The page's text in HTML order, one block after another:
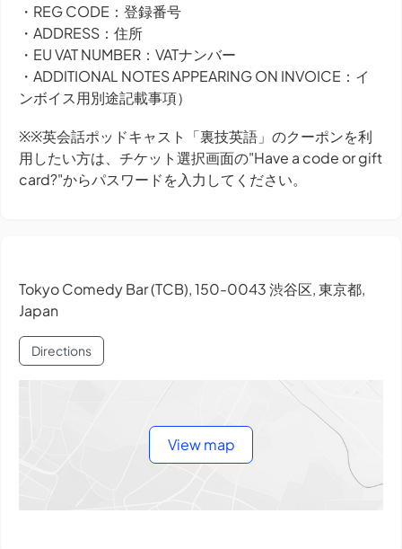
・REG CODE：登録番号
・ADDRESS：住所
・EU VAT NUMBER：VATナンバー
・ADDITIONAL NOTES APPEARING ON INVOICE：イ
ンボイス用別途記載事項）
※※英会話ポッドキャスト「裏技英語」のクーポンを利
用したい方は、チケット選択画面の"Have a code or gift
card?"からパスワードを入力してください。
Tokyo Comedy Bar (TCB), 150-0043 渋谷区, 東京都,
Japan
Directions
View map